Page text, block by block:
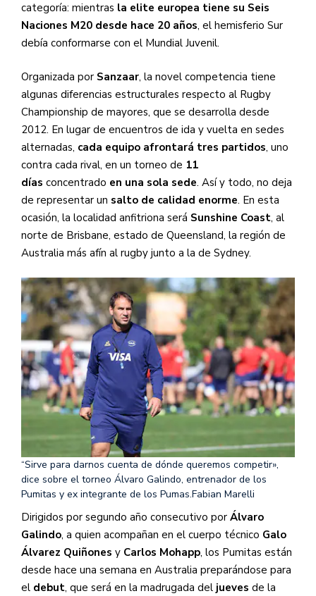
categoría: mientras la elite europea tiene su Seis
Naciones M20 desde hace 20 años, el hemisferio Sur
debía conformarse con el Mundial Juvenil.
Organizada por Sanzaar, la novel competencia tiene
algunas diferencias estructurales respecto al Rugby
Championship de mayores, que se desarrolla desde
2012. En lugar de encuentros de ida y vuelta en sedes
alternadas, cada equipo afrontará tres partidos, uno
contra cada rival, en un torneo de 11
días concentrado en una sola sede. Así y todo, no deja
de representar un salto de calidad enorme. En esta
ocasión, la localidad anfitriona será Sunshine Coast, al
norte de Brisbane, estado de Queensland, la región de
Australia más afín al rugby junto a la de Sydney.
“Sirve para darnos cuenta de dónde queremos competir»,
dice sobre el torneo Álvaro Galindo, entrenador de los
Pumitas y ex integrante de los Pumas.Fabian Marelli
Dirigidos por segundo año consecutivo por Álvaro
Galindo, a quien acompañan en el cuerpo técnico Galo
Álvarez Quiñones y Carlos Mohapp, los Pumitas están
desde hace una semana en Australia preparándose para
el debut, que será en la madrugada del jueves de la